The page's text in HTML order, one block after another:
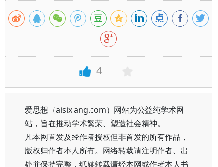
4
爱思想（aisixiang.com）网站为公益纯学术网
站，旨在推动学术繁荣、塑造社会精神。
凡本网首发及经作者授权但非首发的所有作品，
版权归作者本人所有。网络转载请注明作者、出
处并保持完整，纸媒转载请经本网或作者本人书